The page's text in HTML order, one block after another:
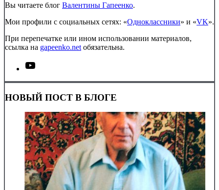
Вы читаете блог Валентины Гапеенко.
Мои профили с социальных сетях: «Одноклассники» и «VK».
При перепечатке или ином использовании материалов,
ссылка на gapeenko.net обязательна.
НОВЫЙ ПОСТ В БЛОГЕ